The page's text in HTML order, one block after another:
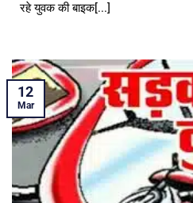
रहे युवक की बाइक[...]
12
Mar